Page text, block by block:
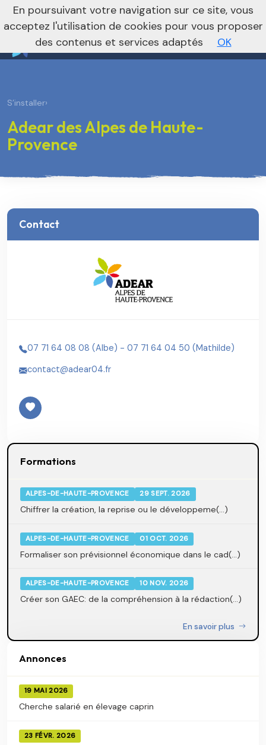
Vers le site national
nivo_2026: 1
S’installer›
Adear des Alpes de Haute-
Provence
Contact
07 71 64 08 08 (Albe) - 07 71 64 04 50 (Mathilde)
contact@adear04.fr
Formations
ALPES-DE-HAUTE-PROVENCE 29 SEPT. 2026
Chiffrer la création, la reprise ou le développeme(...)
ALPES-DE-HAUTE-PROVENCE 01 OCT. 2026
Formaliser son prévisionnel économique dans le cad(...)
ALPES-DE-HAUTE-PROVENCE 10 NOV. 2026
Créer son GAEC: de la compréhension à la rédaction(...)
En savoir plus
Annonces
19 MAI 2026
Cherche salarié en élevage caprin
23 FÉVR. 2026
En poursuivant votre navigation sur ce site, vous
acceptez l'utilisation de cookies pour vous proposer
des contenus et services adaptés
OK